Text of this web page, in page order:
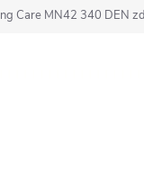
Care MN42 340 DEN